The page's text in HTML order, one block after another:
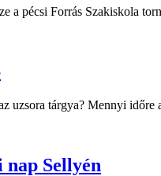
a pécsi Forrás Szakiskola
uzsora tárgya? Mennyi időre
nap Sellyén